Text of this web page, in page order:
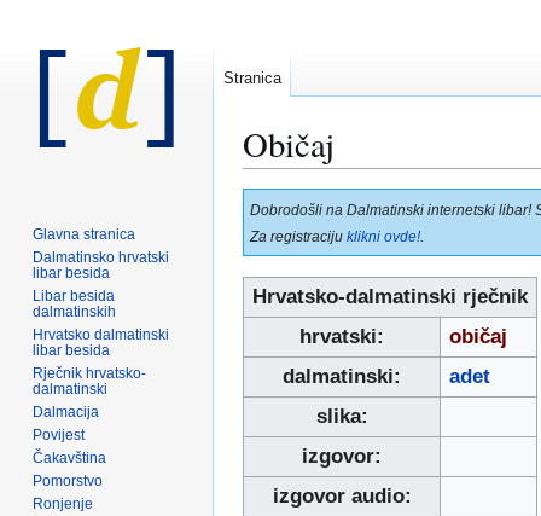
Običaj
Prijeđi
na
navigaciju
Prijeđi
na
pretraživanje
Dobrodošli na Dalmatinski internetski libar!
Za registraciju klikni ovde!
Hrvatsko-dalmatinski rječnik
hrvatski:
običaj
dalmatinski:
adet
slika:
izgovor:
izgovor audio:
Stranica
Glavna stranica
Dalmatinsko hrvatski
libar besida
Libar besida
dalmatinskih
Hrvatsko dalmatinski
libar besida
Rječnik hrvatsko-
dalmatinski
Dalmacija
Povijest
Čakavština
Pomorstvo
Ronjenje